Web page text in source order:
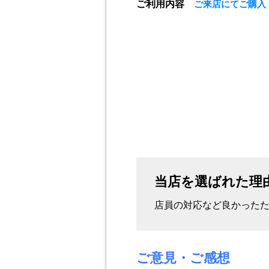
ご利用内容 ご来店にてご購入
当店を選ばれた理
店員の対応など良かった
ご意見・ご感想